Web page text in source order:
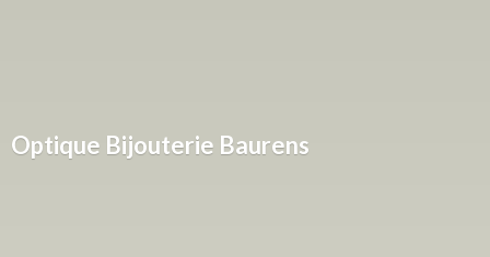
Optique Bijouterie Baurens